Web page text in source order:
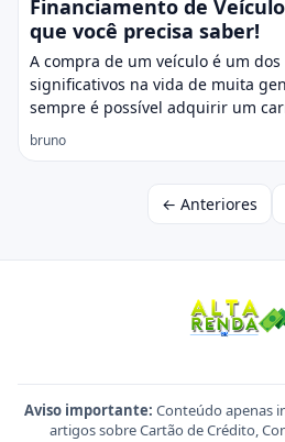
Financiamento de
que você precisa saber!
A compra de um veículo é um
significativos na vida de muita
sempre é possível adquirir um
bruno
← Anteriores
Aviso importante: Conteúdo apenas
artigos sobre Cartão de Crédito,